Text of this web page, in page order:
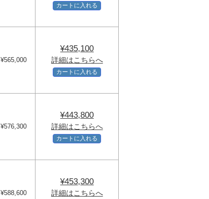
カートに入れる
¥565,000
¥435,100
詳細はこちらへ
カートに入れる
¥576,300
¥443,800
詳細はこちらへ
カートに入れる
¥588,600
¥453,300
詳細はこちらへ